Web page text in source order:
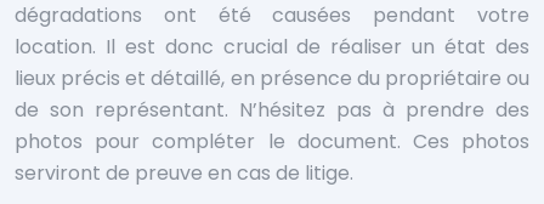
dégradations ont été causées pendant votre
location. Il est donc crucial de réaliser un état des
lieux précis et détaillé, en présence du propriétaire ou
de son représentant. N’hésitez pas à prendre des
photos pour compléter le document. Ces photos
serviront de preuve en cas de litige.